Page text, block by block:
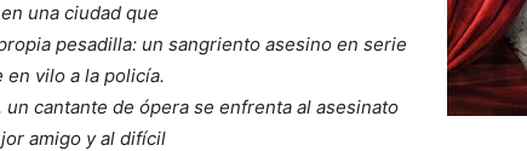
una ciudad que
pesadilla: un sangriento asesino en serie
en vilo a la policía.
un cantante de ópera se enfrenta al asesinato
amigo y al difícil